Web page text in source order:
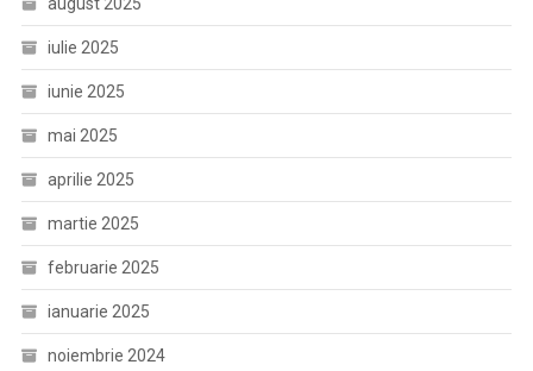
iulie 2025
iunie 2025
mai 2025
aprilie 2025
martie 2025
februarie 2025
ianuarie 2025
noiembrie 2024